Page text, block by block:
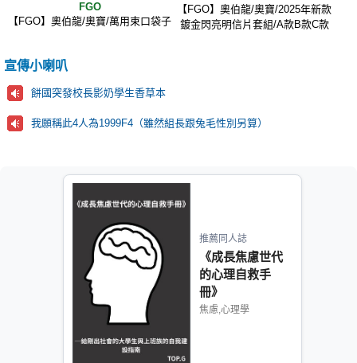
FGO
【FGO】奧伯龍/奧寶/萬用束口袋子
【FGO】奧伯龍/奧寶/2025年新款
鍍金閃亮明信片套組/A款B款C款
宣傳小喇叭
餅國突發校長影奶學生香草本
我願稱此4人為1999F4（雖然組長跟兔毛性別另算）
推薦同人誌
《成長焦慮世代
的心理自救手
冊》
焦慮,心理學